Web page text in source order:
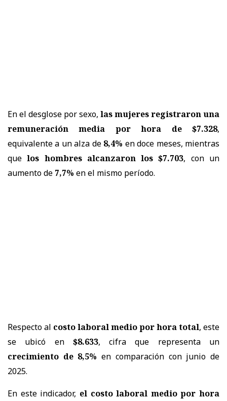
En el desglose por sexo, las mujeres registraron una
remuneración media por hora de $7.328,
equivalente a un alza de 8,4% en doce meses, mientras
quelos hombres alcanzaron los $7.703, con un
aumento de 7,7% en el mismo período.
Respecto al costo laboral medio por hora total, este
se ubicó en $8.633, cifra que representa un
crecimiento de 8,5% en comparación con junio de
2025.
En este indicador, el costo laboral medio por hora